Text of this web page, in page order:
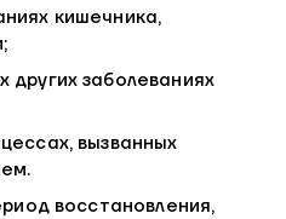
кишечника,
других заболеваниях
вызванных
восстановления,